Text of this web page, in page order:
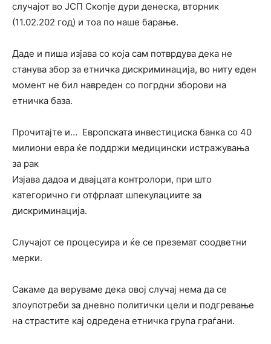
случајот во ЈСП Скопје дури денеска, вторник
(11.02.202 год) и тоа по наше барање.
Даде и пиша изјава со која сам потврдува дека не
станува збор за етничка дискриминација, во ниту еден
момент не бил навреден со погрдни зборови на
етничка база.
Прочитајте и… Европската инвестициска банка со 40
милиони евра ќе поддржи медицински истражувања
за рак
Изјава дадоа и двајцата контролори, при што
категорично ги отфрлаат шпекулациите за
дискриминација.
Случајот се процесуира и ќе се преземат соодветни
мерки.
Сакаме да веруваме дека овој случај нема да се
злоупотреби за дневно политички цели и подгревање
на страстите кај одредена етничка група граѓани.